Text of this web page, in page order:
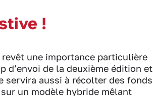
!
une importance particulière
d’envoi de la deuxième édition et
servira aussi à récolter des fonds
un modèle hybride mêlant